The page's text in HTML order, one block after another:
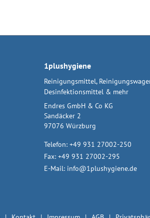
1plushygiene
Reinigungsmittel,
Desinfektionsmittel & mehr
Endres GmbH & Co KG
Sandäcker 2
97076 Würzburg
Telefon: +49 931 27002-250
Fax: +49 931 27002-295
E-Mail: info@1plushygiene.de